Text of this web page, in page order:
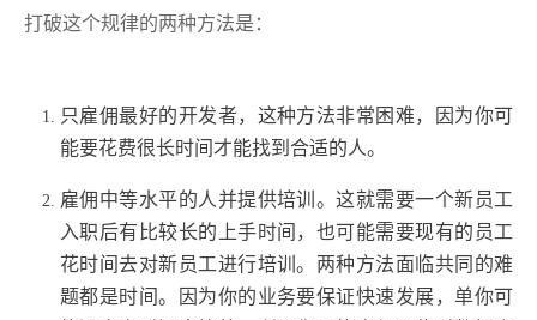
打破这个规律的两种方法是：
只雇佣最好的开发者，这种方法非常困难，因为你可
能要花费很长时间才能找到合适的人。
雇佣中等水平的人并提供培训。这就需要一个新员工
入职后有比较长的上手时间，也可能需要现有的员工
花时间去对新员工进行培训。两种方法面临共同的难
题都是时间。因为你的业务要保证快速发展，单你可